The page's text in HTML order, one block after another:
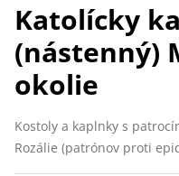
Katolícky
(nástenný)
okolie
Kostoly a kaplnky s
Rozálie (patrónov proti